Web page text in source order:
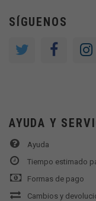
SÍGUENOS
AYUDA Y
Ayuda
Tiempo estimado
Formas de pago
Cambios y